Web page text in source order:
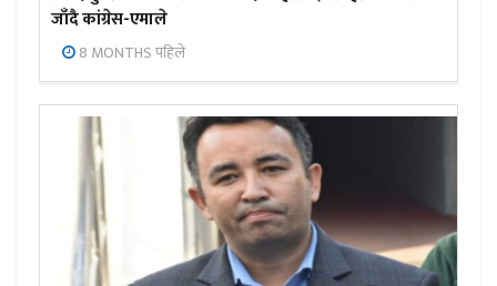
जाँदै कांग्रेस-एमाले
8 MONTHS पहिले